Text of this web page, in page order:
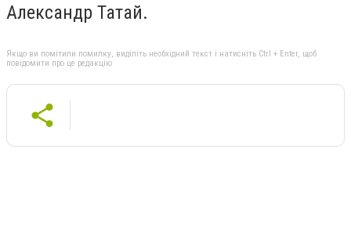
Александр Татай.
Якщо ви помітили помилку, виділіть необхідний текст і натисніть Ctrl + Enter, щоб
повідомити про це редакцію